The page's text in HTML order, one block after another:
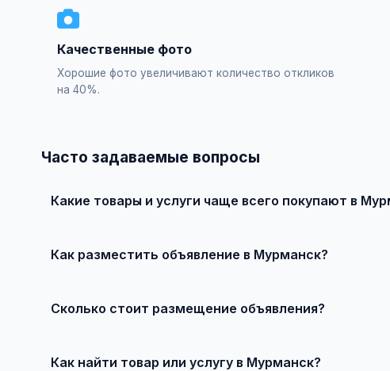
Качественные фото
Хорошие фото увеличивают количество откликов
на 40%.
Часто задаваемые вопросы
Какие товары и услуги чаще всего покупают в
Как разместить объявление в Мурманск?
Сколько стоит размещение объявления?
Как найти товар или услугу в Мурманск?